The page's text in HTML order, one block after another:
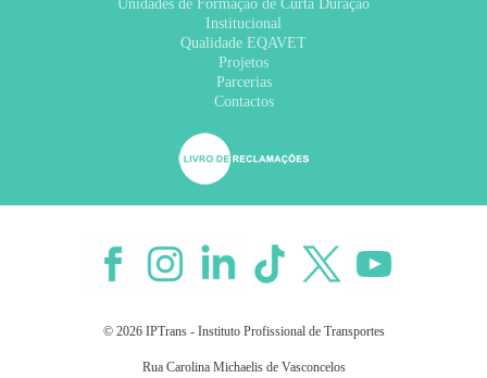
Unidades de Formação de Curta Duração
Institucional
Qualidade EQAVET
Projetos
Parcerias
Contactos
© 2026 IPTrans - Instituto Profissional de Transportes
Rua Carolina Michaelis de Vasconcelos